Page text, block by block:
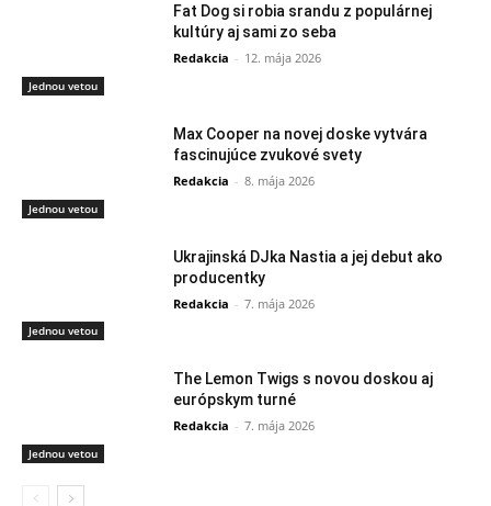
Jednou vetou
Fat Dog si robia srandu z populárnej
kultúry aj sami zo seba
Redakcia - 12. mája 2026
Jednou vetou
Max Cooper na novej doske vytvára
fascinujúce zvukové svety
Redakcia - 8. mája 2026
Jednou vetou
Ukrajinská DJka Nastia a jej debut ako
producentky
Redakcia - 7. mája 2026
Jednou vetou
The Lemon Twigs s novou doskou aj
európskym turné
Redakcia - 7. mája 2026